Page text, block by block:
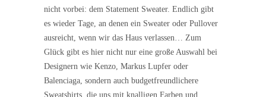
nicht vorbei: dem Statement Sweater. Endlich gibt
es wieder Tage, an denen ein Sweater oder Pullover
ausreicht, wenn wir das Haus verlassen… Zum
Glück gibt es hier nicht nur eine große Auswahl bei
Designern wie Kenzo, Markus Lupfer oder
Balenciaga, sondern auch budgetfreundlichere
Sweatshirts, die uns mit knalligen Farben und